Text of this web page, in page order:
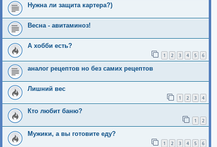
Нужна ли защита картера?)
Весна - авитаминоз!
А хобби есть?
1 2 3 4 5 6
аналог рецептов но без самих рецептов
Лишний вес
1 2 3 4
Кто любит баню?
1 2
Мужики, а вы готовите еду?
1 2 3 4 5 6